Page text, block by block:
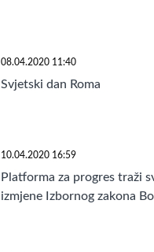
08.04.2020 11:40
Svjetski dan Roma
10.04.2020 16:59
Platforma za progres traži
izmjene Izbornog zakona